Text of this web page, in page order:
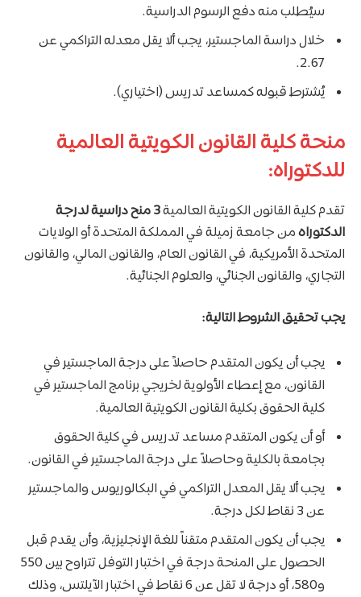
سيُطلب منه دفع الرسوم الدراسية.
خلال دراسة الماجستير، يجب ألا يقل معدله التراكمي عن
2.67.
يُشترط قبوله كمساعد تدريس (اختياري).
منحة كلية القانون الكويتية العالمية
للدكتوراه:
تقدم كلية القانون الكويتية العالمية
3 منح دراسية لدرجة
الدكتوراهمن جامعة زميلة في المملكة المتحدة أو الولايات
المتحدة الأمريكية، في القانون العام، والقانون المالي، والقانون
التجاري، والقانون الجنائي، والعلوم الجنائية.
يجب تحقيق الشروط التالية:
يجب أن يكون المتقدم حاصلاً على درجة الماجستير في
القانون، مع إعطاء الأولوية لخريجي برنامج الماجستير في
كلية الحقوق بكلية القانون الكويتية العالمية.
أو أن يكون المتقدم مساعد تدريس في كلية الحقوق
بجامعة بالكلية وحاصلاً على درجة الماجستير في القانون.
يجب ألا يقل المعدل التراكمي في البكالوريوس والماجستير
عن 3 نقاط لكل درجة.
يجب أن يكون المتقدم متقناً للغة الإنجليزية، وأن يقدم قبل
الحصول على المنحة درجة في اختبار التوفل تتراوح بين 550
و580، أو درجة لا تقل عن 6 نقاط في اختبار الآيلتس، وذلك